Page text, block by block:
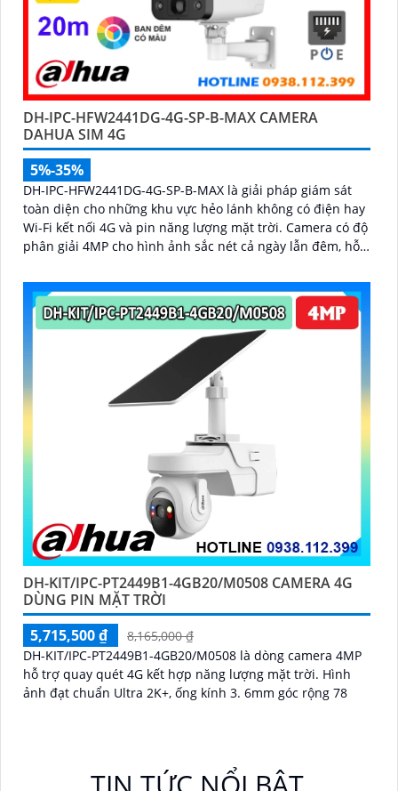
DH-IPC-HFW2441DG-4G-SP-B-MAX CAMERA
DAHUA SIM 4G
5%-35%
DH-IPC-HFW2441DG-4G-SP-B-MAX là giải pháp giám sát
toàn diện cho những khu vực hẻo lánh không có điện hay
Wi-Fi kết nối 4G và pin năng lượng mặt trời. Camera có độ
phân giải 4MP cho hình ảnh sắc nét cả ngày lẫn đêm, hỗ
và đàm thoại hai chiều
DH-KIT/IPC-PT2449B1-4GB20/M0508 CAMERA 4G
DÙNG PIN MẶT TRỜI
5,715,500 ₫
8,165,000 ₫
DH-KIT/IPC-PT2449B1-4GB20/M0508 là dòng camera 4MP
hỗ trợ quay quét 4G kết hợp năng lượng mặt trời. Hình
ảnh đạt chuẩn Ultra 2K+, ống kính 3. 6mm góc rộng 78